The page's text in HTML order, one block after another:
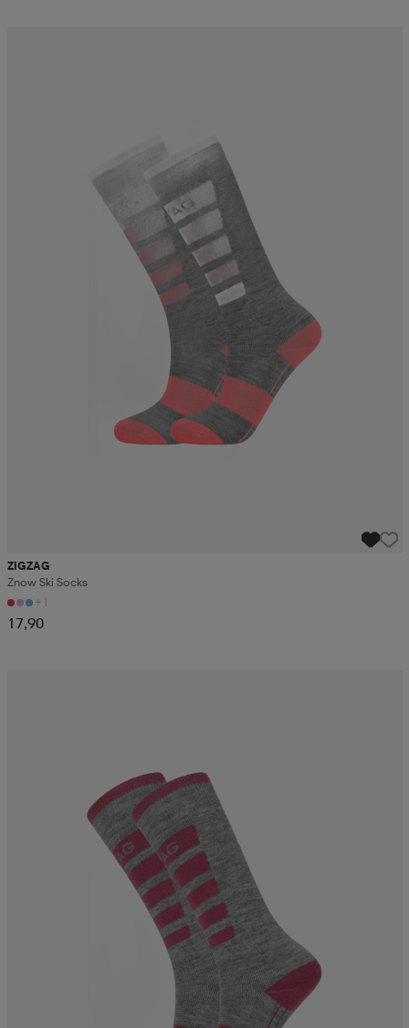
ZIGZAG
Znow Ski Socks
+1
17,90